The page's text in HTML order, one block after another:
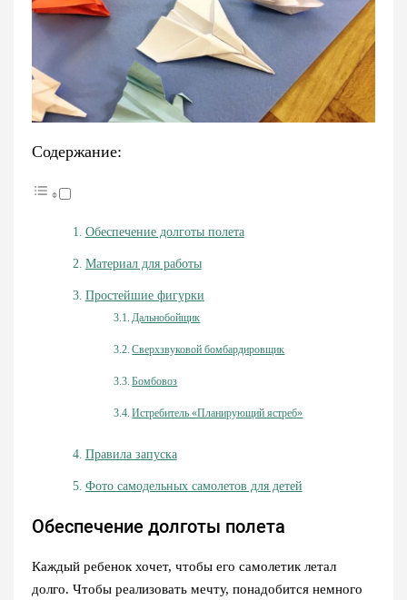
Содержание:
Обеспечение долготы полета
Материал для работы
Простейшие фигурки
Дальнобойщик
Сверхзвуковой бомбардировщик
Бомбовоз
Истребитель «Планирующий ястреб»
Правила запуска
Фото самодельных самолетов для детей
Обеспечение долготы полета
Каждый ребенок хочет, чтобы его самолетик летал
долго. Чтобы реализовать мечту, понадобится немного